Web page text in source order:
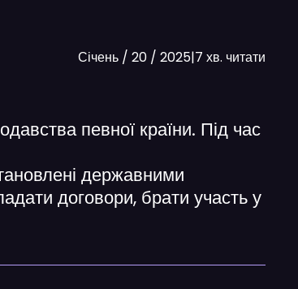
Січень / 20 / 2025|7 хв. читати
певної країни. Під час
державними
договори, брати участь у